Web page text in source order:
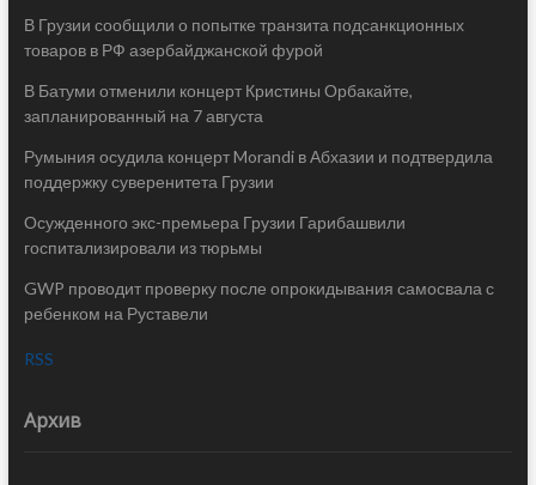
В Грузии сообщили о попытке транзита подсанкционных
товаров в РФ азербайджанской фурой
В Батуми отменили концерт Кристины Орбакайте,
запланированный на 7 августа
Румыния осудила концерт Morandi в Абхазии и подтвердила
поддержку суверенитета Грузии
Осужденного экс-премьера Грузии Гарибашвили
госпитализировали из тюрьмы
GWP проводит проверку после опрокидывания самосвала с
ребенком на Руставели
RSS
Архив